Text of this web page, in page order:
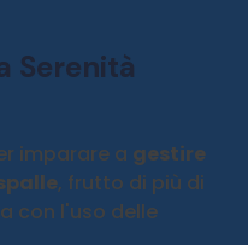
Serenità
imparare a gestire
, frutto di più di
con l'uso delle